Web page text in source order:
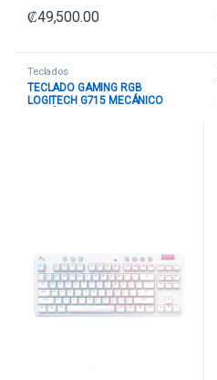
₡49,500.00
Teclados
TECLADO GAMING RGB
LOGITECH G715 MECÁNICO